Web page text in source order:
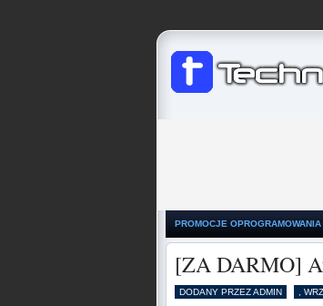
PROMOCJE OPROGRAMOWANIA
[ZA DARMO]
DODANY PRZEZ ADMIN ,